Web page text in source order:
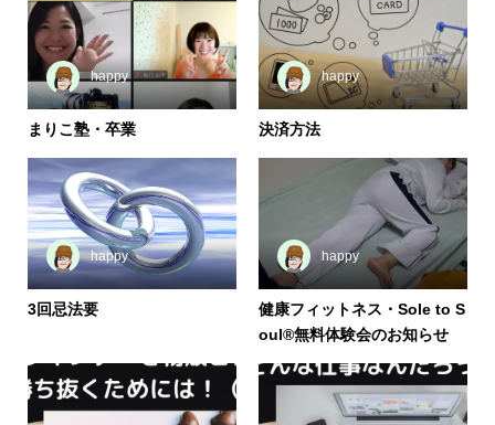
happy
まりこ塾・卒業
happy
決済方法
happy
3回忌法要
happy
健康フィットネス・Sole to S
oul®️無料体験会のお知らせ